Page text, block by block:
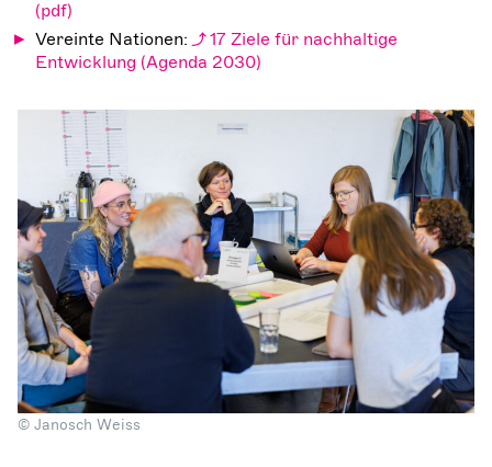
Vereinte Nationen:
17 Ziele für nachhaltige
Entwicklung (Agenda 2030)
© Janosch Weiss